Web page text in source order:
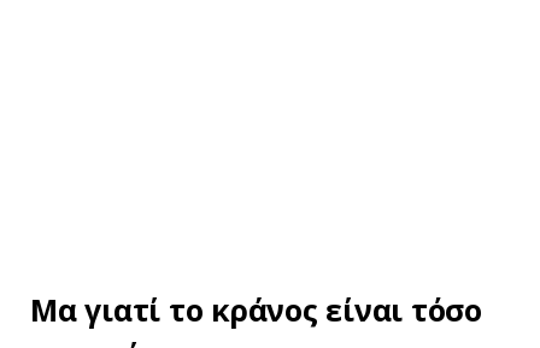
Μα γιατί το κράνος είναι τόσο